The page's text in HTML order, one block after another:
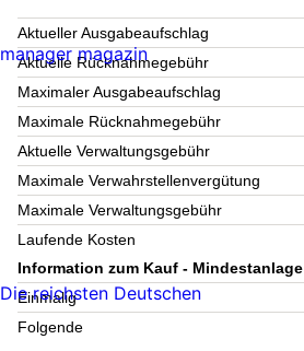
Aktueller Ausgabeaufschlag
Aktuelle Rücknahmegebühr
Maximaler Ausgabeaufschlag
Maximale Rücknahmegebühr
Aktuelle Verwaltungsgebühr
Maximale Verwahrstellenvergütung
Maximale Verwaltungsgebühr
Laufende Kosten
Information zum Kauf - Mindestanlage
Einmalig
Folgende
manager magazin
Die reichsten Deutschen